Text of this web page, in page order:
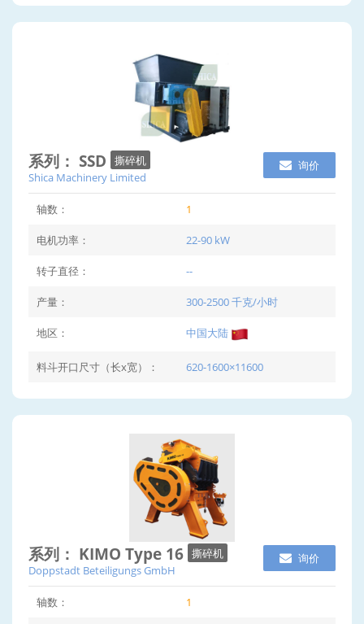
系列： SSD
撕碎机
Shica Machinery Limited
询价
轴数： 1
电机功率： 22-90 kW
转子直径： --
产量： 300-2500 千克/小时
地区： 中国大陆
料斗开口尺寸（长x宽）： 620-1600×11600
系列： KIMO Type 16 撕碎机
Doppstadt Beteiligungs GmbH
询价
轴数： 1